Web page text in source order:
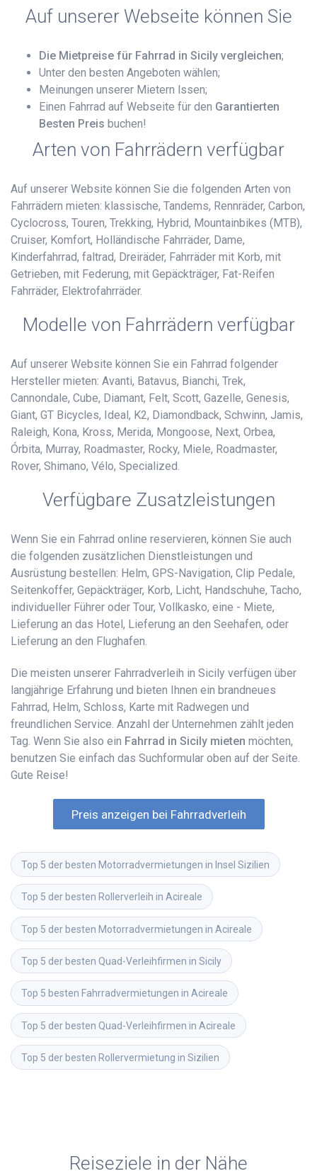
Auf unserer Webseite können Sie
Die Mietpreise für Fahrrad in Sicily vergleichen;
Unter den besten Angeboten wählen;
Meinungen unserer Mietern lssen;
Einen Fahrrad auf Webseite für den Garantierten
Besten Preis buchen!
Arten von Fahrrädern verfügbar
Auf unserer Website können Sie die folgenden Arten von
Fahrrädern mieten: klassische, Tandems, Rennräder, Carbon,
Cyclocross, Touren, Trekking, Hybrid, Mountainbikes (MTB),
Cruiser, Komfort, Holländische Fahrräder, Dame,
Kinderfahrrad, faltrad, Dreiräder, Fahrräder mit Korb, mit
Getrieben, mit Federung, mit Gepäckträger, Fat-Reifen
Fahrräder, Elektrofahrräder.
Modelle von Fahrrädern verfügbar
Auf unserer Website können Sie ein Fahrrad folgender
Hersteller mieten: Avanti, Batavus, Bianchi, Trek,
Cannondale, Cube, Diamant, Felt, Scott, Gazelle, Genesis,
Giant, GT Bicycles, Ideal, K2, Diamondback, Schwinn, Jamis,
Raleigh, Kona, Kross, Merida, Mongoose, Next, Orbea,
Órbita, Murray, Roadmaster, Rocky, Miele, Roadmaster,
Rover, Shimano, Vélo, Specialized.
Verfügbare Zusatzleistungen
Wenn Sie ein Fahrrad online reservieren, können Sie auch
die folgenden zusätzlichen Dienstleistungen und
Ausrüstung bestellen: Helm, GPS-Navigation, Clip Pedale,
Seitenkoffer, Gepäckträger, Korb, Licht, Handschuhe, Tacho,
individueller Führer oder Tour, Vollkasko, eine - Miete,
Lieferung an das Hotel, Lieferung an den Seehafen, oder
Lieferung an den Flughafen.
Die meisten unserer Fahrradverleih in Sicily verfügen über
langjährige Erfahrung und bieten Ihnen ein brandneues
Fahrrad, Helm, Schloss, Karte mit Radwegen und
freundlichen Service. Anzahl der Unternehmen zählt jeden
Tag. Wenn Sie also ein Fahrrad in Sicily mieten möchten,
benutzen Sie einfach das Suchformular oben auf der Seite.
Gute Reise!
Preis anzeigen bei Fahrradverleih
Top 5 der besten Motorradvermietungen in Insel Sizilien
Top 5 der besten Rollerverleih in Acireale
Top 5 der besten Motorradvermietungen in Acireale
Top 5 der besten Quad-Verleihfirmen in Sicily
Top 5 besten Fahrradvermietungen in Acireale
Top 5 der besten Quad-Verleihfirmen in Acireale
Top 5 der besten Rollervermietung in Sizilien
Reiseziele in der Nähe